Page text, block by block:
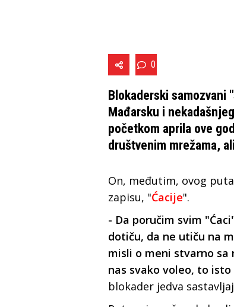
0
Blokaderski
Mađarsku i
početkom aprila ove
društvenim mrežama,
On, međutim, ovog
zapisu, "Ćacije".
- Da poručim svim
dotiču, da ne utiču na
misli o meni stvarno sa
nas svako voleo, to
blokader jedva